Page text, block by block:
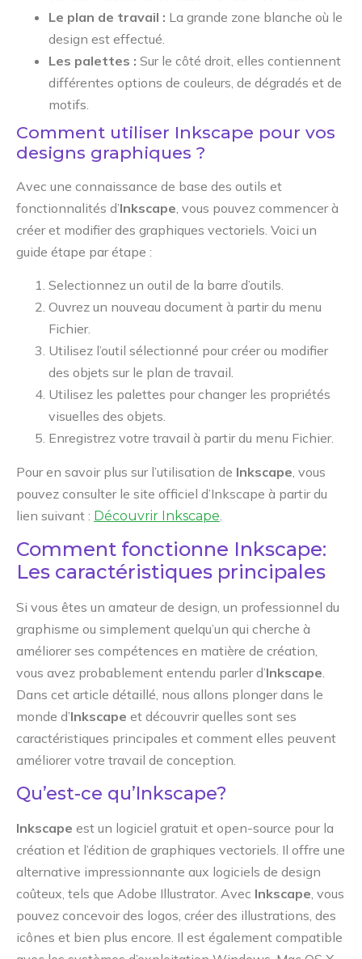
Le plan de travail : La grande zone blanche où le
design est effectué.
Les palettes : Sur le côté droit, elles contiennent
différentes options de couleurs, de dégradés et de
motifs.
Comment utiliser Inkscape pour vos
designs graphiques ?
Avec une connaissance de base des outils et
fonctionnalités d’Inkscape , vous pouvez commencer à
créer et modifier des graphiques vectoriels. Voici un
guide étape par étape :
Selectionnez un outil de la barre d’outils.
Ouvrez un nouveau document à partir du menu
Fichier.
Utilisez l’outil sélectionné pour créer ou modifier
des objets sur le plan de travail.
Utilisez les palettes pour changer les propriétés
visuelles des objets.
Enregistrez votre travail à partir du menu Fichier.
Pour en savoir plus sur l’utilisation de Inkscape , vous
pouvez consulter le site officiel d’Inkscape à partir du
lien suivant : Découvrir Inkscape
Comment fonctionne Inkscape:
Les caractéristiques principales
Si vous êtes un amateur de design, un professionnel du
graphisme ou simplement quelqu’un qui cherche à
améliorer ses compétences en matière de création,
vous avez probablement entendu parler d’Inkscape.
Dans cet article détaillé, nous allons plonger dans le
monde d’Inkscape et découvrir quelles sont ses
caractéristiques principales et comment elles peuvent
améliorer votre travail de conception.
Qu’est-ce qu’Inkscape?
Inkscape est un logiciel gratuit et open-source pour la
création et l’édition de graphiques vectoriels. Il offre une
alternative impressionnante aux logiciels de design
coûteux, tels que Adobe Illustrator. Avec Inkscape , vous
pouvez concevoir des logos, créer des illustrations, des
icônes et bien plus encore. Il est également compatible